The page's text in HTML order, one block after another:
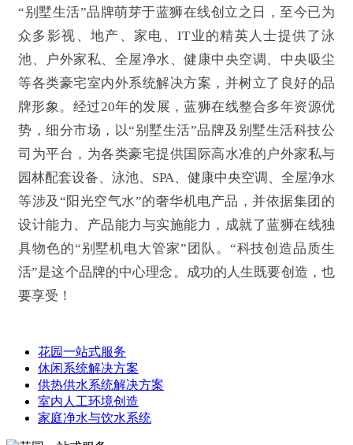
“别墅生活”品牌萌芽于蓝狮在线创立之日，至今已为
众多影视、地产、家电、IT业的精英人士提供了泳
池、户外家私、全屋净水、健康中央空调、中央吸尘
等各类豪宅室内外系统解决方案，并树立了良好的品
牌形象。经过20年的发展，蓝狮在线整合多年资源优
势，细分市场，以“别墅生活”品牌及别墅生活科技公
司为平台，为各类豪宅提供国际高水准的户外家私与
园林配套设备、泳池、SPA、健康中央空调、全屋净水
等涉及“阳光空气水”的奢华机电产品，并依据集团的
设计能力、产品能力与实施能力，成就了蓝狮在线独
具物色的“别墅机电大管家”团队。“科技创造品质生
活”是这个品牌的中心理念。成功的人生既要创造，也
要享受！
花园一站式服务
休闲系统解决方案
供热供水系统解决方案
室内人工环境创造
家庭净水与饮水系统